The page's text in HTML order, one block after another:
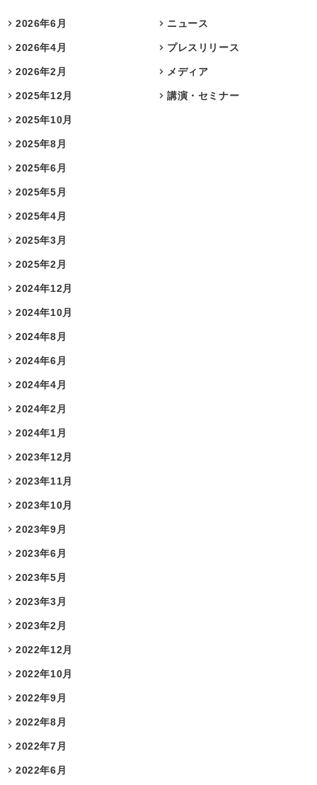
2026年6月
2026年4月
2026年2月
2025年12月
2025年10月
2025年8月
2025年6月
2025年5月
2025年4月
2025年3月
2025年2月
2024年12月
2024年10月
2024年8月
2024年6月
2024年4月
2024年2月
2024年1月
2023年12月
2023年11月
2023年10月
2023年9月
2023年6月
2023年5月
2023年3月
2023年2月
2022年12月
2022年10月
2022年9月
2022年8月
2022年7月
2022年6月
ニュース
プレスリリース
メディア
講演・セミナー